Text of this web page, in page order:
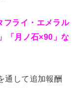
フライ・エメラル
「月ノ石×90」な
通して追加報酬